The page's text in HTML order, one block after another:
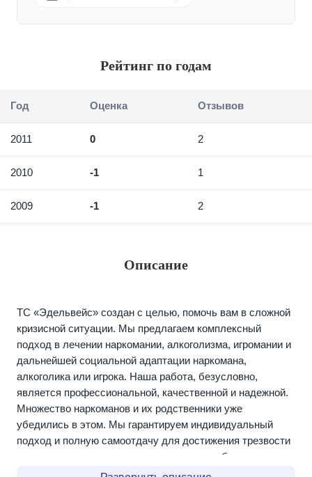
Рейтинг по годам
Год Оценка Отзывов
2011 0 2
2010 -1 1
2009 -1 2
Описание
ТС «Эдельвейс» создан с целью, помочь вам в сложной
кризисной ситуации. Мы предлагаем комплексный
подход в лечении наркомании, алкоголизма, игромании и
дальнейшей социальной адаптации наркомана,
алкоголика или игрока. Наша работа, безусловно,
является профессиональной, качественной и надежной.
Множество наркоманов и их родственники уже
убедились в этом. Мы гарантируем индивидуальный
подход и полную самоотдачу для достижения трезвости
и зрелости наркомана, алкоголика или свободу от игры.
Реабилитационная программа «Эдельвейс» отвечает